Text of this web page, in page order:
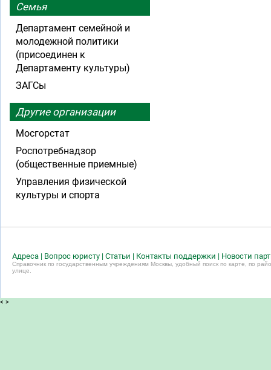
Семья
Департамент семейной и
молодежной политики
(присоединен к
Департаменту культуры)
ЗАГСы
Другие организации
Мосгорстат
Роспотребнадзор
(общественные приемные)
Управления физической
культуры и спорта
Адреса | Вопрос юристу | Статьи | Контакты поддержки | Новости
Справочник по государственным учреждениям Москвы, удобный поиск по карте, по
улице.
< >